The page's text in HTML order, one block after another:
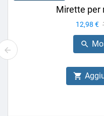
Mirette per
Prezzo
12,98 €

